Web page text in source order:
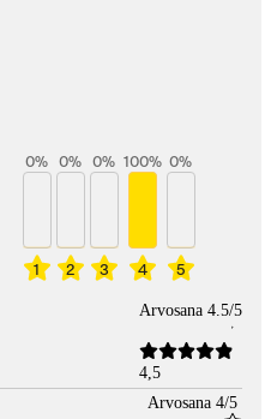
1
0%
2
0%
3
0%
4
100%
5
0%
Arvosana 4.5/5
4,5
Arvosana 4/5